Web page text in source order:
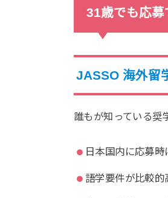
31歳でも応
JASSO 海外留
誰もが知っている奨
日本国内に応募
語学要件が比較的